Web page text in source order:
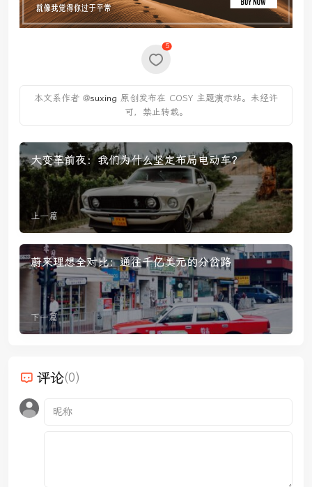
5
本文系作者 @suxing 原创发布在 COSY 主题演示站。未经许
可，禁止转载。
大变革前夜：我们为什么坚定布局电动车？
上一篇
蔚来理想全对比：通往千亿美元的分岔路
下一篇
评论(0)